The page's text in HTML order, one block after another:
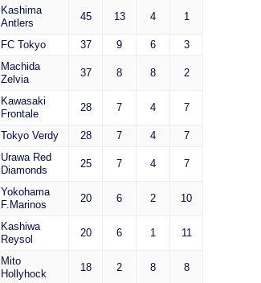
Kashima
Antlers
45 13 4 1
FC Tokyo 37 9 6 3
Machida
Zelvia
37 8 8 2
Kawasaki
Frontale
28 7 4 7
Tokyo Verdy 28 7 4 7
Urawa Red
Diamonds
25 7 4 7
Yokohama
F.Marinos
20 6 2 10
Kashiwa
Reysol
20 6 1 11
Mito
Hollyhock
18 2 8 8